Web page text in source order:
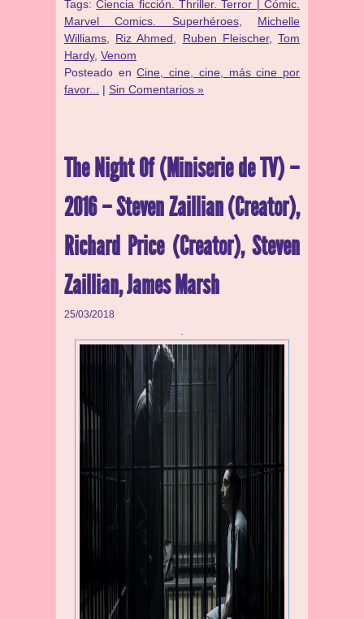
Tags:Ciencia ficción. Thriller. Terror | Cómic.
Marvel Comics. Superhéroes, Michelle
Williams
Riz Ahmed Ruben Fleischer,Tom
Hardy, Venom
Posteado enCine, cine, cine, más cine por
favor...
| Sin Comentarios »
The Night Of (Miniserie de TV) –
2016 – Steven Zaillian (Creator),
Richard Price (Creator), Steven
Zaillian, James Marsh
25/03/2018